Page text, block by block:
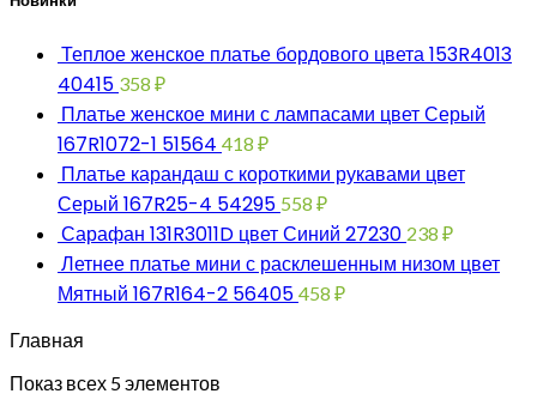
Теплое женское платье бордового цвета 153R4013
40415 358 ₽
Платье женское мини с лампасами цвет Серый
167R1072-1 51564 418 ₽
Платье карандаш с короткими рукавами цвет
Серый 167R25-4 54295 558 ₽
Сарафан 131R3011D цвет Синий 27230 238 ₽
Летнее платье мини с расклешенным низом цвет
Мятный 167R164-2 56405 458 ₽
Главная
Показ всех 5 элементов